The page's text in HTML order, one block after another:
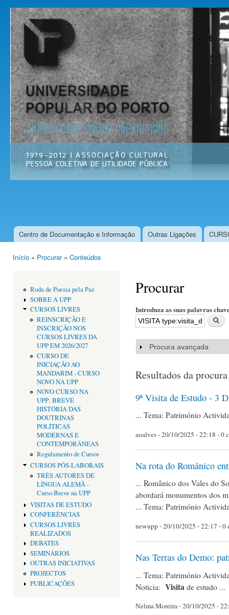
Universidade
Popular do
Porto
Associação
Cultural
Menu principal
Centro de Documentação e Informação Outras Ligações
Início » Procurar» Conteúdos
Roda de Poesia pela Paz
SOBRE A UPP
CURSOS LIVRES
REINSCRIÇÃO E
INSCRIÇÃO NOS
CURSOS LIVRES DA
UPP EM 2026/2027
CURSO DE
INICIAÇÃO AO
MANDARIM - CURSO
NOVO NA UPP
NOVO CURSO NA
UPP: BREVE
HISTÓRIA DAS
DOUTRINAS
POLÍTICAS
MODERNAS E
CONTEMPORÂNEAS
Regulamento de Cursos
CURSOS PÓS-LABORAIS
TRÊS AUTORES DE
LÍNGUA ALEMÃ -
Curso Breve na UPP
VISITAS DE ESTUDO
CONFERÊNCIAS
CURSOS LIVRES
REALIZADOS
DEBATES
SEMINÁRIOS
OUTRAS INICIATIVAS
PROJECTOS
PUBLICAÇÕES
Procurar
Introduza as suas palavras
Mostrar
Procura avançada
Resultados da procura
9ª Visita de Estudo - 3
... Tema: Património
aoalves- 20/10/2025 - 22:18 - 0
Na rota do Românico
... Românico dos Vales do
abordará monumentos dos
... Tema: Património
newupp- 20/10/2025 - 22:17 - 0
Nas Terras do Demo:
... Tema: Património
Noticia: Visita de estudo ...
Nelma Moreira- 20/10/2025 -